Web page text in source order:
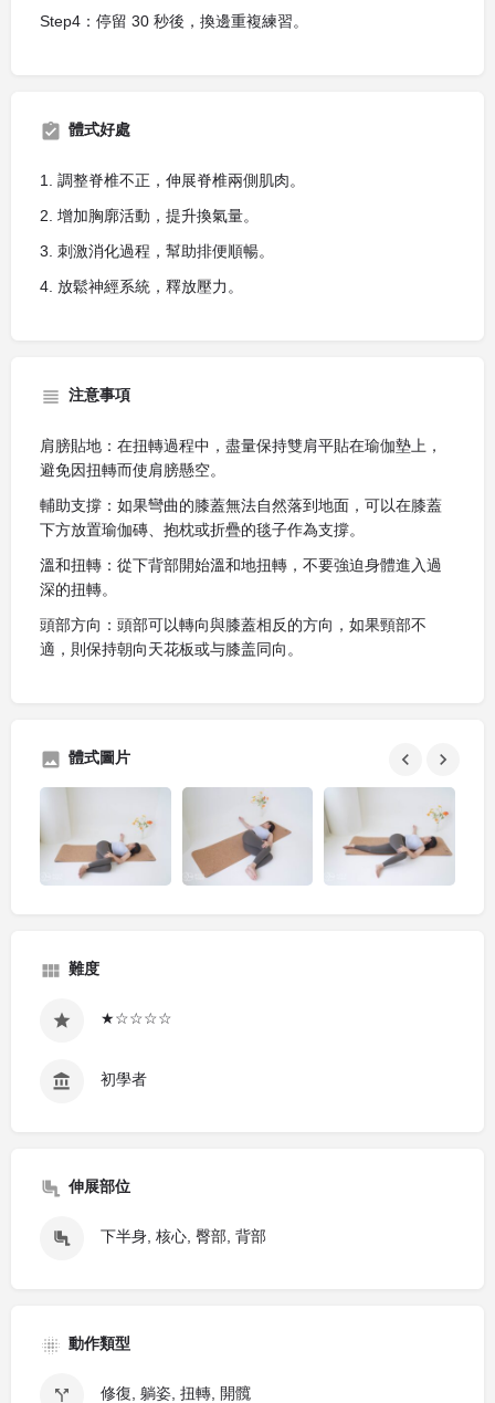
Step4：停留 30 秒後，換邊重複練習。
體式好處
1. 調整脊椎不正，伸展脊椎兩側肌肉。
2. 增加胸廓活動，提升換氣量。
3. 刺激消化過程，幫助排便順暢。
4. 放鬆神經系統，釋放壓力。
注意事項
肩膀貼地：在扭轉過程中，盡量保持雙肩平貼在瑜伽墊上，
避免因扭轉而使肩膀懸空。
輔助支撐：如果彎曲的膝蓋無法自然落到地面，可以在膝蓋
下方放置瑜伽磚、抱枕或折疊的毯子作為支撐。
溫和扭轉：從下背部開始溫和地扭轉，不要強迫身體進入過
深的扭轉。
頭部方向：頭部可以轉向與膝蓋相反的方向，如果頸部不
適，則保持朝向天花板或与膝盖同向。
體式圖片
難度
★☆☆☆☆
初學者
伸展部位
下半身, 核心, 臀部, 背部
動作類型
修復, 躺姿, 扭轉, 開髖